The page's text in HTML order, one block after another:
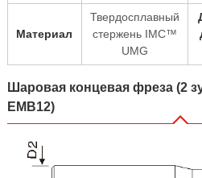
Материал
Твердосплавный
стержень IMC™
UMG
Шаровая концевая фреза (2
EMB12)